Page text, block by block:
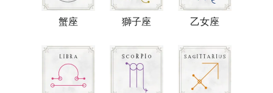
蟹座 獅子座 乙女座